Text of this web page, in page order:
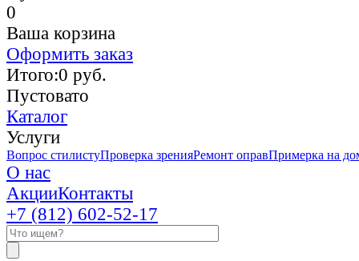
0
Ваша корзина
Оформить заказ
Итого:0 руб.
Пустовато
Каталог
Услуги
Вопрос стилистуПроверка зренияРемонт оправПримерка на
О нас
АкцииКонтакты
+7 (812) 602-52-17